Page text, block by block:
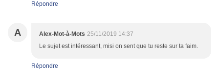
Répondre
A Alex-Mot-à-Mots 25/11/2019 14:37
Le sujet est intéressant, misi on sent que tu reste sur ta faim.
Répondre